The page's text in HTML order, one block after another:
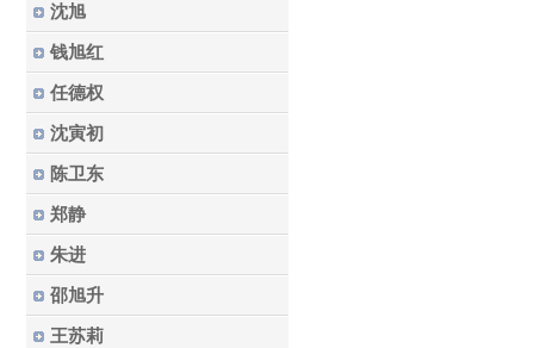
沈旭
钱旭红
任德权
沈寅初
陈卫东
郑静
朱进
邵旭升
王苏莉